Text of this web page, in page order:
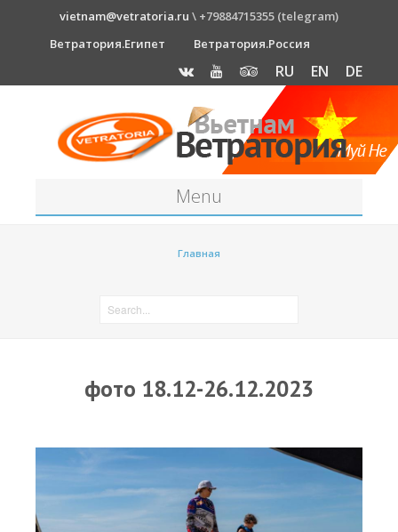
vietnam@vetratoria.ru \ +79884715355 (telegram)
Ветратория.Египет
Ветратория.Россия
RU EN DE
Menu
Медиа
Главная
фото 18.12-26.12.2023